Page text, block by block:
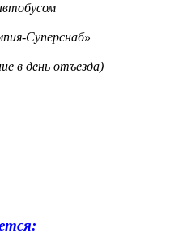
автобусом
Суперснаб»
в день отъезда)
программа